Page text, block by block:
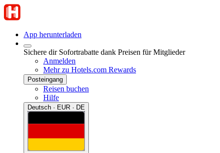
App herunterladen
Sichere dir Sofortrabatte dank Preisen für Mitglieder
Anmelden
Mehr zu Hotels.com Rewards
Posteingang
Reisen buchen
Hilfe
Deutsch · EUR · DE